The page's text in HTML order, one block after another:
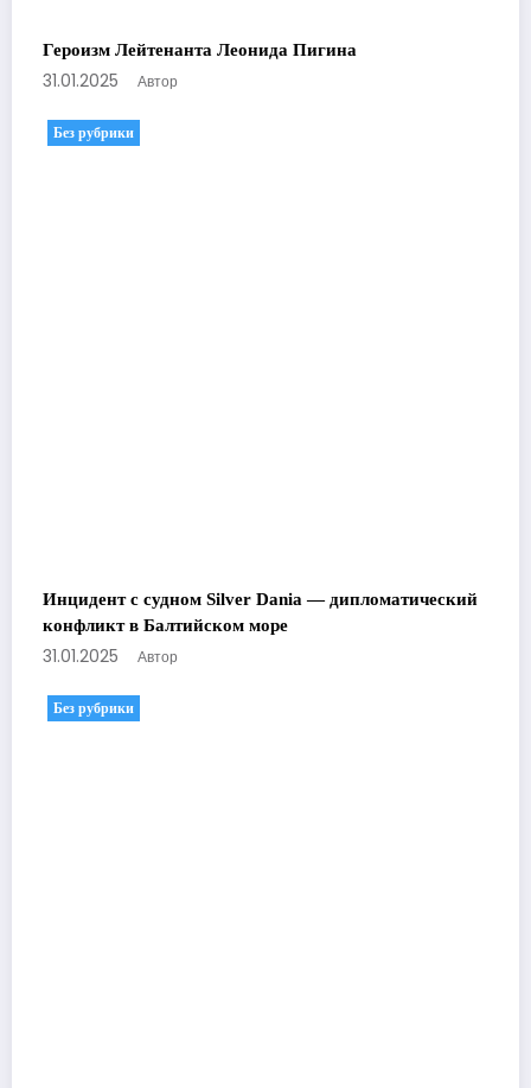
Героизм Лейтенанта Леонида Пигина
31.01.2025 Автор
Без рубрики
Инцидент с судном Silver Dania — дипломатический
конфликт в Балтийском море
31.01.2025 Автор
Без рубрики